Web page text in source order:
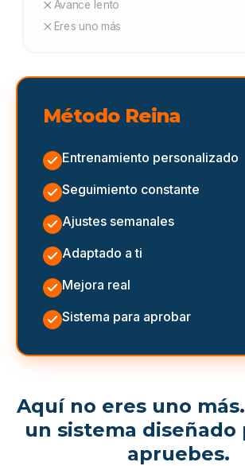
Avance lento
Eres uno más
Método Reina
Entrenamiento personalizado
Seguimiento constante
Ajustes semanales
Adaptado a ti
Mejora real
Sistema para aprobar
Aquí no eres uno
un sistema diseñado
apruebes.